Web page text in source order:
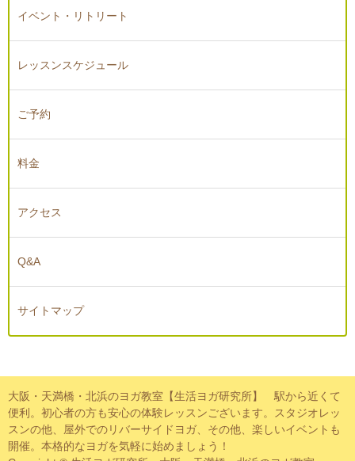
イベント・リトリート
レッスンスケジュール
ご予約
料金
アクセス
Q&A
サイトマップ
大阪・天満橋・北浜のヨガ教室【生活ヨガ研究所】 駅から近くて
便利。初心者の方も安心の体験レッスンございます。スタジオレッ
スンの他、屋外でのリバーサイドヨガ、その他、楽しいイベントも
開催。本格的なヨガを気軽に始めましょう！